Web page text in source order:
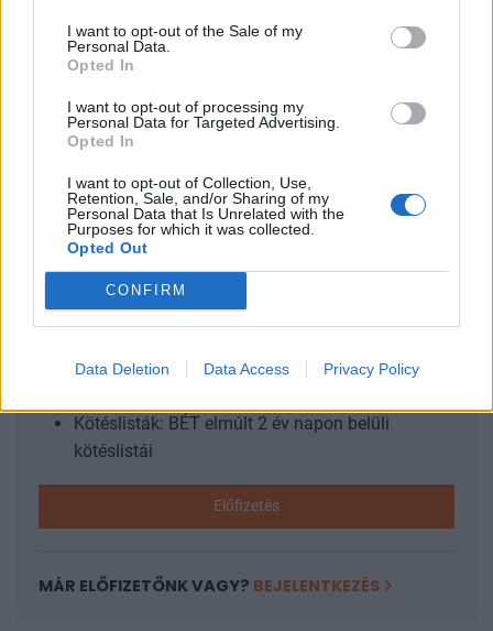
I want to opt-out of the Sale of my
Personal Data.
Opted In
I want to opt-out of processing my
Personal Data for Targeted Advertising.
Opted In
I want to opt-out of Collection, Use,
Retention, Sale, and/or Sharing of my
Personal Data that Is Unrelated with the
Purposes for which it was collected.
Opted Out
CONFIRM
Data Deletion Data Access Privacy Policy
csúcsvezetői egy helyen: stratégiai válaszok
versenyképességről, beruházásokról, szabályozásról és az
Unió energiaellátásának biztosítása érdekében több
tagállam, köztük Magyarország és Szlovákia, alternatív
KEDVES OLVASÓNK!
A keresett cikk a portfolio.hu hírarchívumához
tartozik, melynek olvasása előfizetéses
regisztrációhoz kötött.
Az előfizetés a következőket tartalmazza:
Kötéslisták: BÉT elmúlt 2 év napon belüli
kötéslistái
Előfizetés
MÁR ELŐFIZETŐNK VAGY? BEJELENTKEZÉS